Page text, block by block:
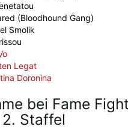
(Bloodhound Gang)
Smolik
Legat
Doronina
bei Fame
Staffel